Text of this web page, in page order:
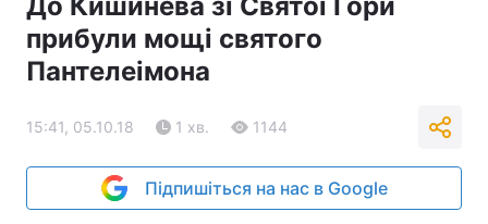
прибули мощі святого
Пантелеімона
15:41, 05.10.18 1 хв. 1144
Підпишіться на нас в Google